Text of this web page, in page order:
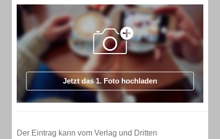
Jetzt das 1. Foto hochladen
Der Eintrag kann vom Verlag und Dritten